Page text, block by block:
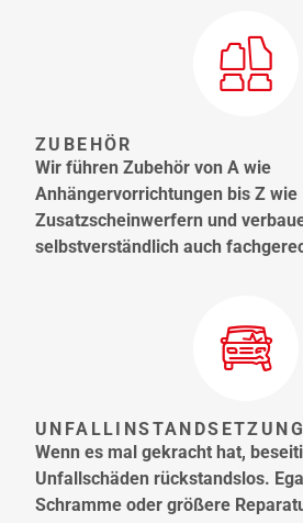
ZUBEHÖR
Wir führen Zubehör von A wie
Anhängervorrichtungen bis Z wie
Zusatzscheinwerfern und
selbstverständlich auch
UNFALLINSTANDSETZUNG
Wenn es mal gekracht hat,
Unfallschäden rückstandslos.
Schramme oder größere